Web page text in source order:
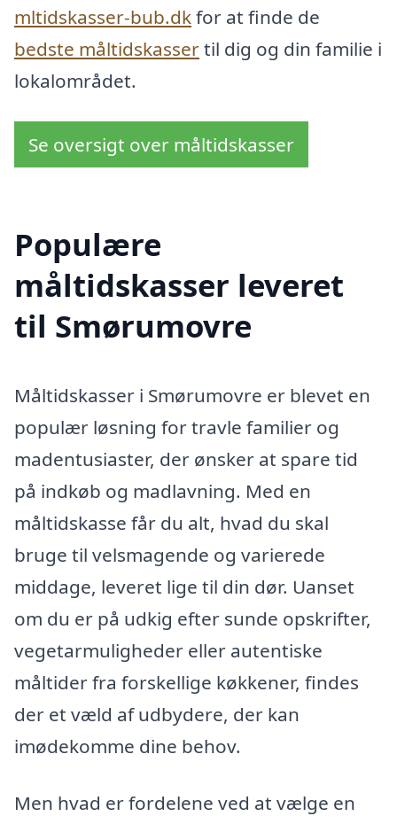
mltidskasser-bub.dkfor at finde de
bedste måltidskassertil dig og din familie i
lokalområdet.
Se oversigt over måltidskasser
Populære
måltidskasser leveret
til Smørumovre
Måltidskasser i Smørumovre er blevet en
populær løsning for travle familier og
madentusiaster, der ønsker at spare tid
på indkøb og madlavning. Med en
måltidskasse får du alt, hvad du skal
bruge til velsmagende og varierede
middage, leveret lige til din dør. Uanset
om du er på udkig efter sunde opskrifter,
vegetarmuligheder eller autentiske
måltider fra forskellige køkkener, findes
der et væld af udbydere, der kan
imødekomme dine behov.
Men hvad er fordelene ved at vælge en